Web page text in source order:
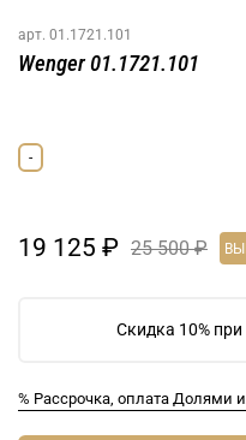
арт. 01.1721.101
Скидка 10%
% Рассрочка, оплата Долями
Wenger 01.1721.101
-
19 125 ₽ 25 500 ₽